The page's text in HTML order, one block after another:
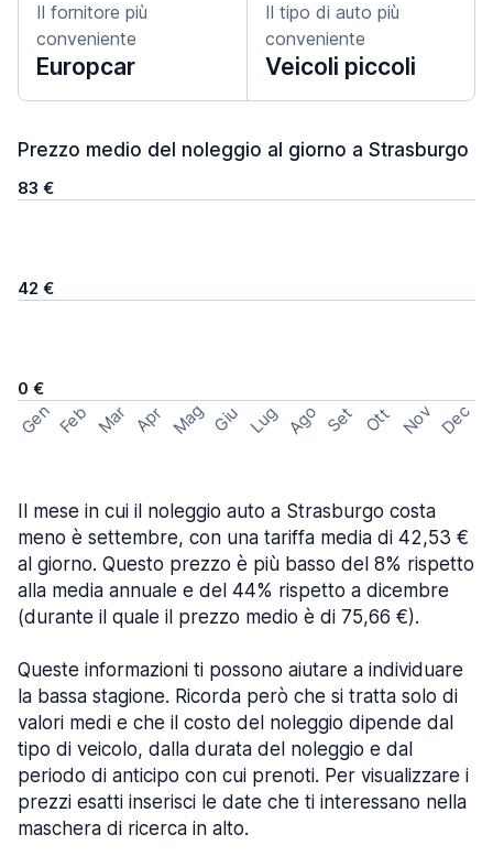
Il fornitore più
conveniente
Europcar
Il tipo di auto più
conveniente
Veicoli piccoli
Prezzo medio del noleggio al giorno a Strasburgo
83 €
42 €
0 €
Gen Feb Mar Apr Mag Giu Lug Ago Set Ott Nov Dec
Il mese in cui il noleggio auto a Strasburgo costa
meno è settembre, con una tariffa media di 42,53 €
al giorno. Questo prezzo è più basso del 8% rispetto
alla media annuale e del 44% rispetto a dicembre
(durante il quale il prezzo medio è di 75,66 €).
Queste informazioni ti possono aiutare a individuare
la bassa stagione. Ricorda però che si tratta solo di
valori medi e che il costo del noleggio dipende dal
tipo di veicolo, dalla durata del noleggio e dal
periodo di anticipo con cui prenoti. Per visualizzare i
prezzi esatti inserisci le date che ti interessano nella
maschera di ricerca in alto.